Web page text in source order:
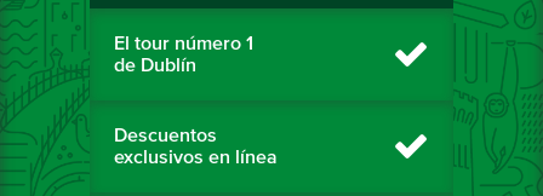
El tour número 1
de Dublín
Descuentos
exclusivos en línea